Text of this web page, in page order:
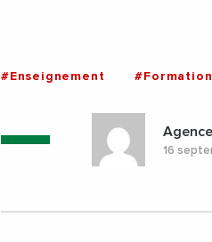
#Enseignement #Formation
16